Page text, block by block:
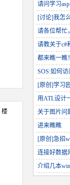
楼
请问学习
[讨论]我怎
请教关于c#
都来瞧一瞧！
SOS:如何
[原创]学习
关于图片问
进来瞧瞧
[原创]急招
连接好数据
介绍几本